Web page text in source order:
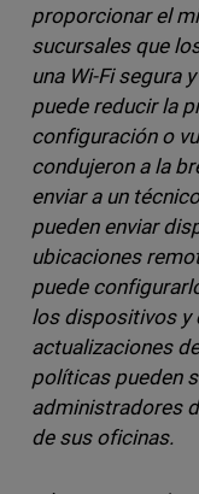
proporcionar el
sucursales que
una Wi-Fi segura
puede reducir la
configuración o
condujeron a la
enviar a un
pueden enviar
ubicaciones
puede
los dispositivos y
actualizaciones
políticas pueden
administradores
de sus oficinas.